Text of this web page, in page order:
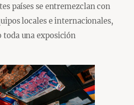
países se entremezclan con
locales e internacionales,
una exposición